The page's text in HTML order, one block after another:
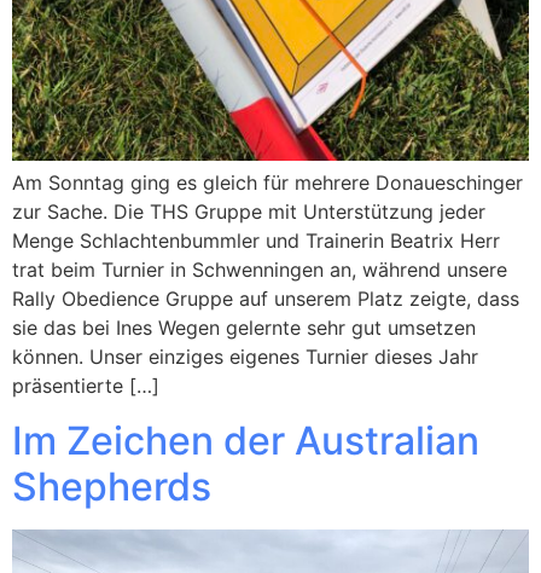
Am Sonntag ging es gleich für mehrere Donaueschinger
zur Sache. Die THS Gruppe mit Unterstützung jeder
Menge Schlachtenbummler und Trainerin Beatrix Herr
trat beim Turnier in Schwenningen an, während unsere
Rally Obedience Gruppe auf unserem Platz zeigte, dass
sie das bei Ines Wegen gelernte sehr gut umsetzen
können. Unser einziges eigenes Turnier dieses Jahr
präsentierte […]
Im Zeichen der Australian
Shepherds